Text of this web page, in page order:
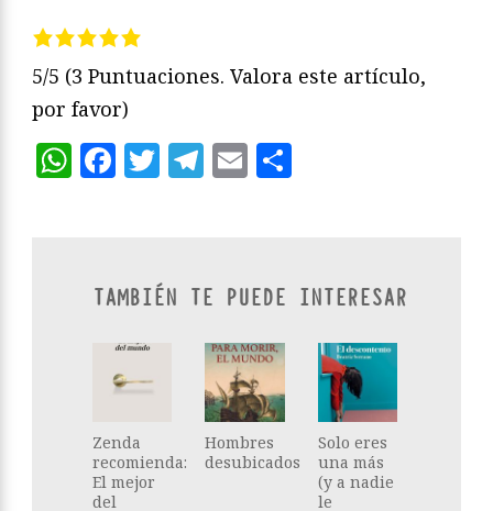
5/5 (3 Puntuaciones. Valora este artículo,
por favor)
WhatsApp
Facebook
Twitter
Telegram
Email
TAMBIÉN TE PUEDE INTERESAR
Zenda
recomienda:
El mejor
del
Hombres
desubicados
Solo eres
una más
(y a nadie
le